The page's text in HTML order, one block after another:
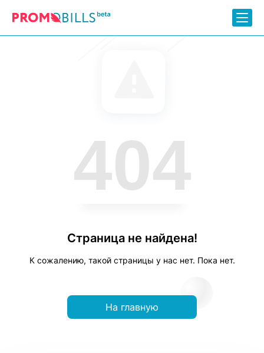
404
Страница не найдена!
К сожалению, такой страницы у нас нет. Пока нет.
На главную